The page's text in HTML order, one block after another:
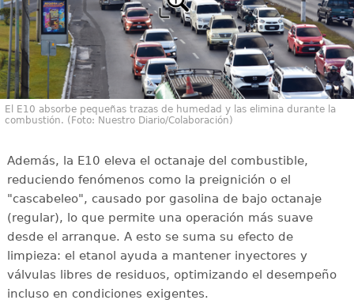
El E10 absorbe pequeñas trazas de humedad y las elimina durante la
combustión. (Foto: Nuestro Diario/Colaboración)
Además, la E10 eleva el octanaje del combustible,
reduciendo fenómenos como la preignición o el
"cascabeleo", causado por gasolina de bajo octanaje
(regular), lo que permite una operación más suave
desde el arranque. A esto se suma su efecto de
limpieza: el etanol ayuda a mantener inyectores y
válvulas libres de residuos, optimizando el desempeño
incluso en condiciones exigentes.